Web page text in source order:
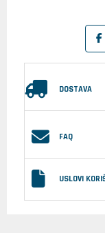
DOSTAVA
FAQ
USLOVI